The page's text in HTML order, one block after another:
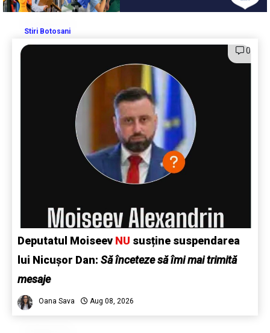
Stiri Botosani
0
Deputatul Moiseev NU susține suspendarea
lui Nicușor Dan: Să înceteze să îmi mai trimită
mesaje
Oana Sava Aug 08, 2026